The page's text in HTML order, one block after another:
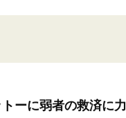
ーに弱者の救済に力